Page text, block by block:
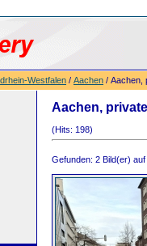
Westfalen / Aachen / Aachen,
Aachen,
(Hits: 198)
Gefunden: 2 Bild(er)